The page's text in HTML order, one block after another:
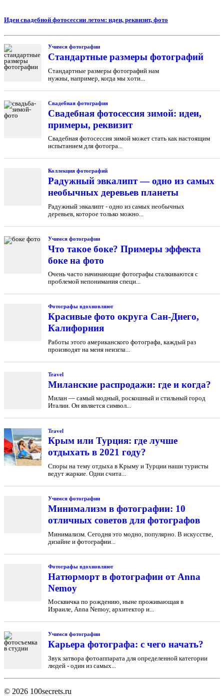
Идеи свадебной фотосессии летом: идеи, реквизит, фото
Учимся фотографии
Cтандартные размеры фотографий
Стандартные размеры фотографий нам
нужны, например, когда мы хоти...
Свадебная фотография
Свадебная фотосессия зимой: идеи,
примеры, реквизит
Свадебная фотосессия зимой может стать как настоящим
испытанием для фотогра...
Коллекция фотографий
Радужный эвкалипт — одно из самых
необычных деревьев планеты
Радужный эвкалипт - одно из самых необычных
деревьев, которое только можно...
Учимся фотографии
Что такое боке? Примеры эффекта
боке на фото
Очень часто начинающие фотографы сталкиваются с
проблемой непонимания специ...
Фотографы вдохновляют
Красивые фото округа Сан-Диего,
Калифорния
Работы этого американского фотографа, каждый раз
производят на меня неизгла...
Travel
Миланские распродажи: где и когда?
Милан — самый модный, роскошный и стильный город
Италии. Он является символ...
Travel
Крым или Турция: где лучше
отдыхать в 2021 году?
Споры на тему отдыха в Крыму и Турции наши туристы
ведут жаркие. Одни счита...
Учимся фотографии
Минимализм в фотографии: 10
отличных советов для фотографов
Минимализм. Сегодня это модно, популярно. В искусстве,
дизайне и фотографии...
Фотографы вдохновляют
Натюрморт в фотографии от Anna
Nemoy
Москвичка по рождению, ныне проживающая в
Израиле, Anna Nemoy, архитектор и...
Учимся фотографии
Карьера фотографа: с чего начать?
Звук затвора фотоаппарата для определенной категории
людей - один из самых...
© 2026 100secrets.ru